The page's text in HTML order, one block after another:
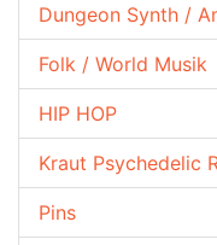
Dungeon Synth /
Folk / World Musik
HIP HOP
Kraut Psychedelic
Pins